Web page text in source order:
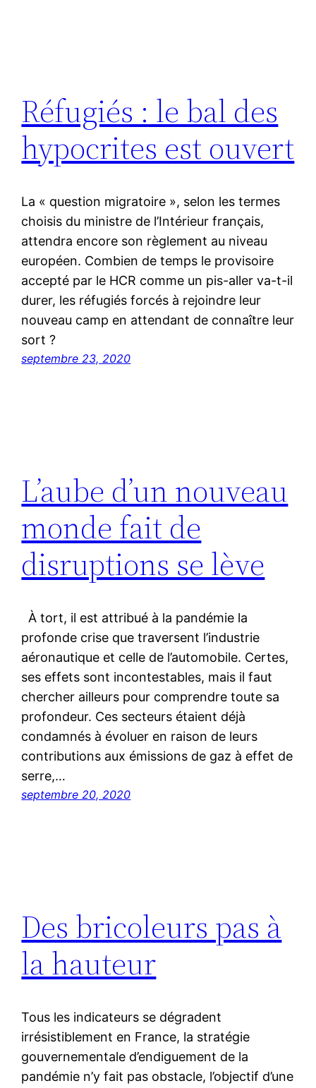
Réfugiés : le bal des
hypocrites est ouvert
La « question migratoire », selon les termes
choisis du ministre de l’Intérieur français,
attendra encore son règlement au niveau
européen. Combien de temps le provisoire
accepté par le HCR comme un pis-aller va-t-il
durer, les réfugiés forcés à rejoindre leur
nouveau camp en attendant de connaître leur
sort ?
septembre 23, 2020
L’aube d’un nouveau
monde fait de
disruptions se lève
À tort, il est attribué à la pandémie la
profonde crise que traversent l’industrie
aéronautique et celle de l’automobile. Certes,
ses effets sont incontestables, mais il faut
chercher ailleurs pour comprendre toute sa
profondeur. Ces secteurs étaient déjà
condamnés à évoluer en raison de leurs
contributions aux émissions de gaz à effet de
serre,…
septembre 20, 2020
Des bricoleurs pas à
la hauteur
Tous les indicateurs se dégradent
irrésistiblement en France, la stratégie
gouvernementale d’endiguement de la
pandémie n’y fait pas obstacle, l’objectif d’une